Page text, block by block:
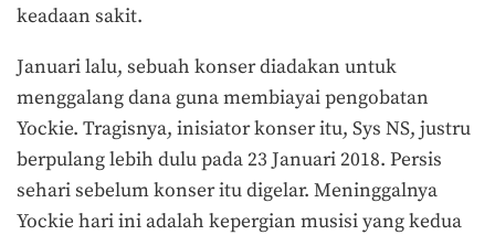
keadaan sakit.
Januari lalu, sebuah konser diadakan untuk
menggalang dana guna membiayai pengobatan
Yockie. Tragisnya, inisiator konser itu, Sys NS, justru
berpulang lebih dulu pada 23 Januari 2018. Persis
sehari sebelum konser itu digelar. Meninggalnya
Yockie hari ini adalah kepergian musisi yang kedua